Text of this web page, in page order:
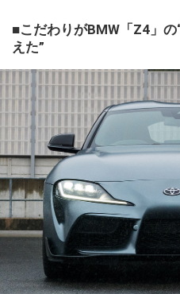
■こだわりがBMW「Z4」
えた”